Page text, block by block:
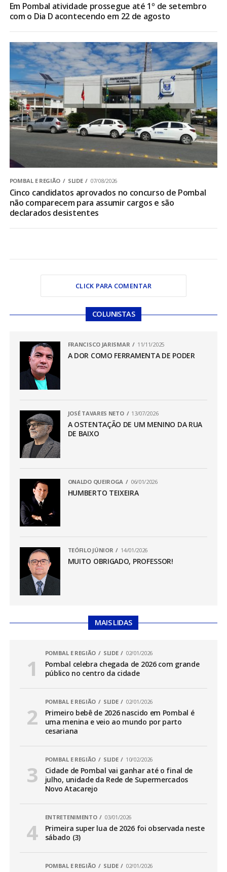
Em Pombal atividade prossegue até 1º de setembro
com o Dia D acontecendo em 22 de agosto
POMBAL E REGIÃO SLIDE 07/08/2026
Cinco candidatos aprovados no concurso de Pombal
não comparecem para assumir cargos e são
declarados desistentes
CLICK PARA COMENTAR
COLUNISTAS
FRANCISCO JARISMAR 11/11/2025
A DOR COMO FERRAMENTA DE PODER
JOSÉ TAVARES NETO 13/07/2026
A OSTENTAÇÃO DE UM MENINO DA RUA
DE BAIXO
ONALDO QUEIROGA 06/01/2026
HUMBERTO TEIXEIRA
TEÓFILO JÚNIOR 14/01/2026
MUITO OBRIGADO, PROFESSOR!
MAIS LIDAS
POMBAL E REGIÃO SLIDE 02/01/2026
Pombal celebra chegada de 2026 com grande
público no centro da cidade
POMBAL E REGIÃO SLIDE 02/01/2026
Primeiro bebê de 2026 nascido em Pombal é
uma menina e veio ao mundo por parto
cesariana
POMBAL E REGIÃO SLIDE 10/02/2026
Cidade de Pombal vai ganhar até o final de
julho, unidade da Rede de Supermercados
Novo Atacarejo
ENTRETENIMENTO 03/01/2026
Primeira super lua de 2026 foi observada neste
sábado (3)
POMBAL E REGIÃO SLIDE 02/01/2026